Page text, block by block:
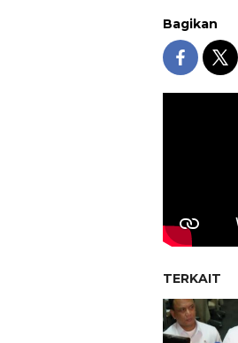
Bagikan
TERKAIT